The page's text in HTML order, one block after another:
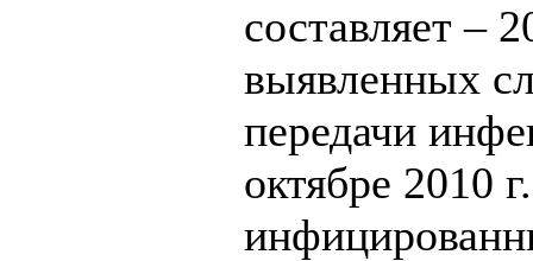
составляет –
выявленных
передачи
октябре 2010